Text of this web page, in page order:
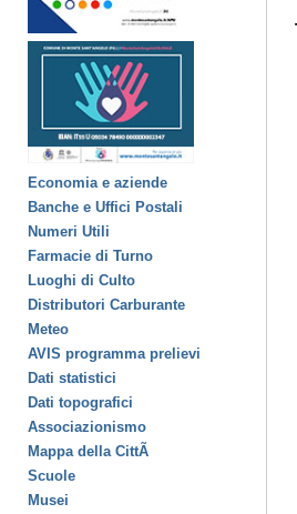
Economia e aziende
Banche e Uffici Postali
Numeri Utili
Farmacie di Turno
Luoghi di Culto
Distributori Carburante
Meteo
AVIS programma prelievi
Dati statistici
Dati topografici
Associazionismo
Mappa della CittÃ
Scuole
Musei